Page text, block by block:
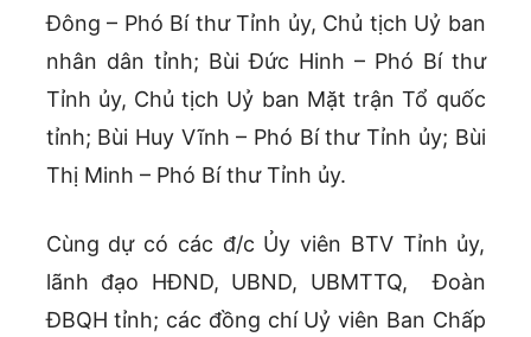
Đông – Phó Bí thư Tỉnh ủy, Chủ tịch Uỷ ban
nhân dân tỉnh; Bùi Đức Hinh – Phó Bí thư
Tỉnh ủy, Chủ tịch Uỷ ban Mặt trận Tổ quốc
tỉnh; Bùi Huy Vĩnh – Phó Bí thư Tỉnh ủy; Bùi
Thị Minh – Phó Bí thư Tỉnh ủy.
Cùng dự có các đ/c Ủy viên BTV Tỉnh ủy,
lãnh đạo HĐND, UBND, UBMTTQ, Đoàn
ĐBQH tỉnh; các đồng chí Uỷ viên Ban Chấp